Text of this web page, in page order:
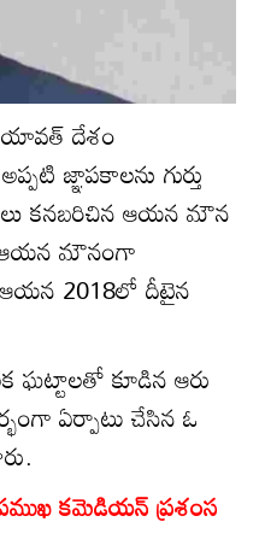
యావత్ దేశం
జ్ఞాపకాలను గుర్తు
కనబరిచిన ఆయన మౌన
ఆయన మౌనంగా
ఆయన 2018లో దీటైన
ఘట్టాలతో కూడిన ఆరు
ఏర్పాటు చేసిన ఓ
కమెడియన్ ప్రశంస